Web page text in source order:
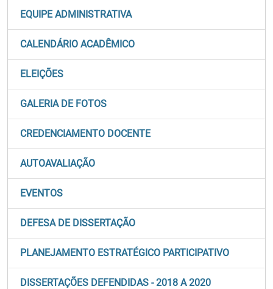
EQUIPE ADMINISTRATIVA
CALENDÁRIO ACADÊMICO
ELEIÇÕES
GALERIA DE FOTOS
CREDENCIAMENTO DOCENTE
AUTOAVALIAÇÃO
EVENTOS
DEFESA DE DISSERTAÇÃO
PLANEJAMENTO ESTRATÉGICO PARTICIPATIVO
DISSERTAÇÕES DEFENDIDAS - 2018 A 2020